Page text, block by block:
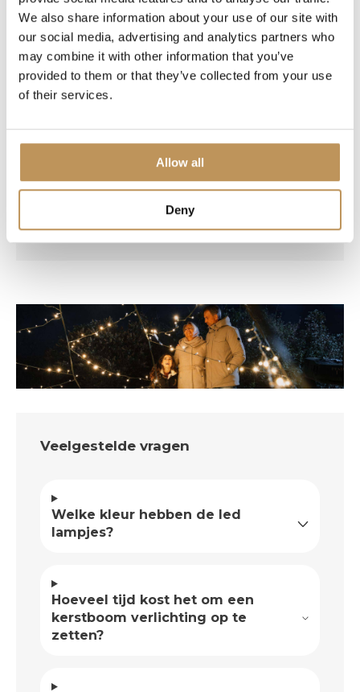
We also share information about your use of our site with
our social media, advertising and analytics partners who
may combine it with other information that you’ve
provided to them or that they’ve collected from your use
of their services.
Allow all
Deny
Reviews
Kerstgevoel meteen aanwezig.
Mooie degelijke lichtjesboom. Snel
geleverd. Goed verpakt. Laat de kerst maar
komen. Ook de buurt kan er van genieten,
Veelgestelde vragen
Welke kleur hebben de led
lampjes?
Hoeveel tijd kost het om een
kerstboom verlichting op te
zetten?